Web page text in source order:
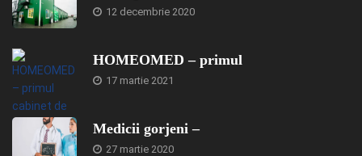
12 decembrie 2020
HOMEOMED – primul
17 martie 2021
Medicii gorjeni –
27 martie 2020